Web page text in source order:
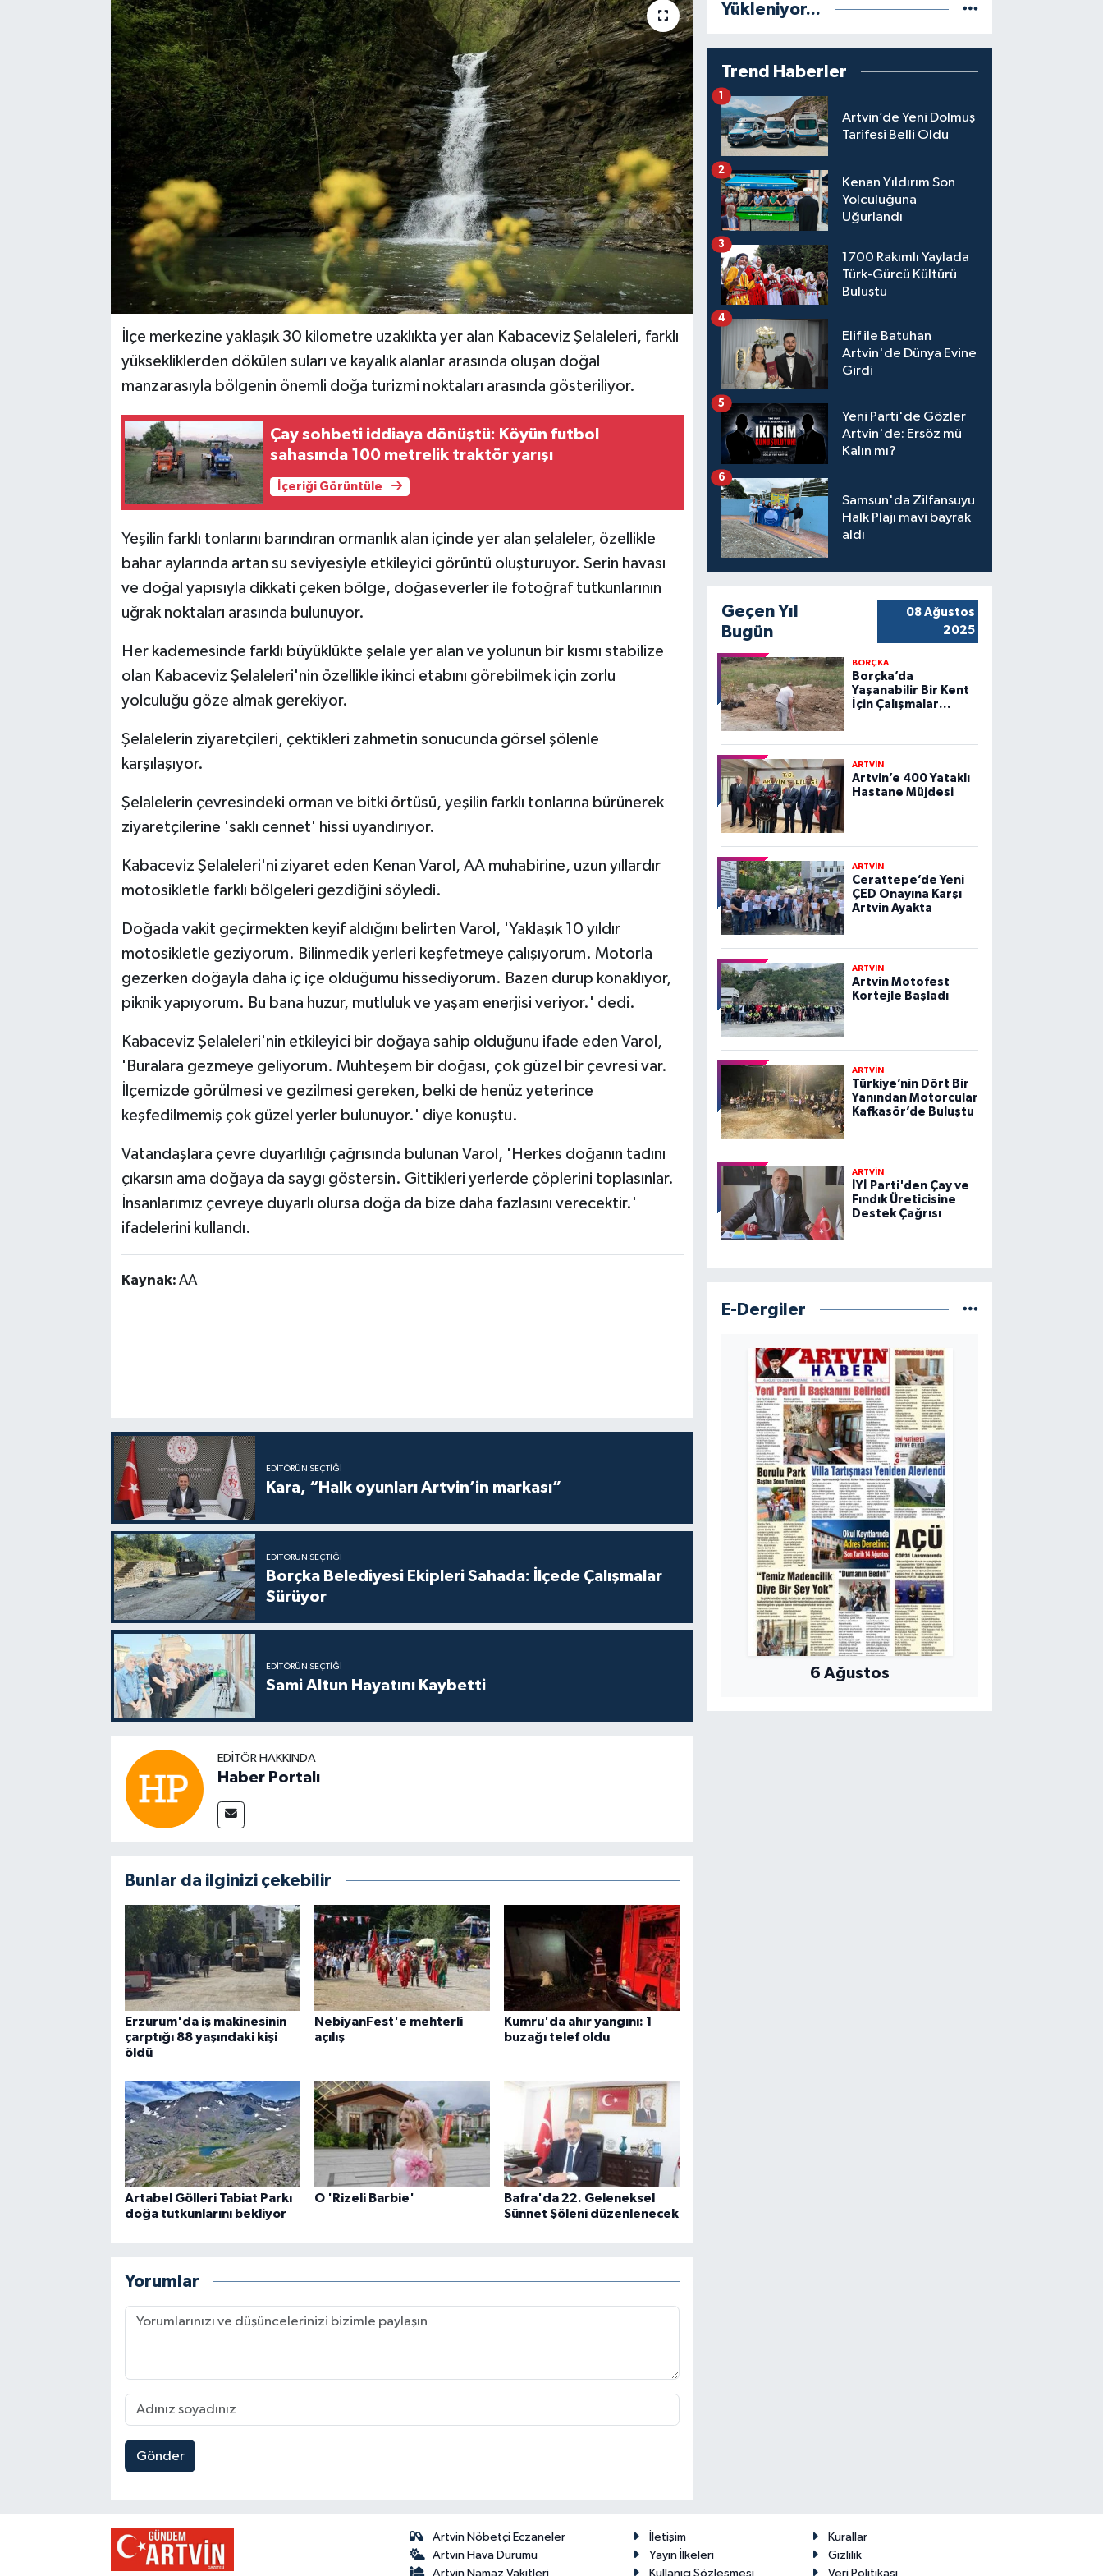
İlçe merkezine yaklaşık 30 kilometre uzaklıkta yer alan Kabaceviz Şelaleleri, farklı
yüksekliklerden dökülen suları ve kayalık alanlar arasında oluşan doğal
manzarasıyla bölgenin önemli doğa turizmi noktaları arasında gösteriliyor.
Çay sohbeti iddiaya dönüştü: Köyün futbol
sahasında 100 metrelik traktör yarışı
İçeriği Görüntüle
Yeşilin farklı tonlarını barındıran ormanlık alan içinde yer alan şelaleler, özellikle
bahar aylarında artan su seviyesiyle etkileyici görüntü oluşturuyor. Serin havası
ve doğal yapısıyla dikkati çeken bölge, doğaseverler ile fotoğraf tutkunlarının
uğrak noktaları arasında bulunuyor.
Her kademesinde farklı büyüklükte şelale yer alan ve yolunun bir kısmı stabilize
olan Kabaceviz Şelaleleri'nin özellikle ikinci etabını görebilmek için zorlu
yolculuğu göze almak gerekiyor.
Şelalelerin ziyaretçileri, çektikleri zahmetin sonucunda görsel şölenle
karşılaşıyor.
Şelalelerin çevresindeki orman ve bitki örtüsü, yeşilin farklı tonlarına bürünerek
ziyaretçilerine 'saklı cennet' hissi uyandırıyor.
Kabaceviz Şelaleleri'ni ziyaret eden Kenan Varol, AA muhabirine, uzun yıllardır
motosikletle farklı bölgeleri gezdiğini söyledi.
Doğada vakit geçirmekten keyif aldığını belirten Varol, 'Yaklaşık 10 yıldır
motosikletle geziyorum. Bilinmedik yerleri keşfetmeye çalışıyorum. Motorla
gezerken doğayla daha iç içe olduğumu hissediyorum. Bazen durup konaklıyor,
piknik yapıyorum. Bu bana huzur, mutluluk ve yaşam enerjisi veriyor.' dedi.
Kabaceviz Şelaleleri'nin etkileyici bir doğaya sahip olduğunu ifade eden Varol,
'Buralara gezmeye geliyorum. Muhteşem bir doğası, çok güzel bir çevresi var.
İlçemizde görülmesi ve gezilmesi gereken, belki de henüz yeterince
keşfedilmemiş çok güzel yerler bulunuyor.' diye konuştu.
Vatandaşlara çevre duyarlılığı çağrısında bulunan Varol, 'Herkes doğanın tadını
çıkarsın ama doğaya da saygı göstersin. Gittikleri yerlerde çöplerini toplasınlar.
İnsanlarımız çevreye duyarlı olursa doğa da bize daha fazlasını verecektir.'
ifadelerini kullandı.
Kaynak: AA
EDITÖRÜN SEÇTIĞI
Kara, “Halk oyunları Artvin’in markası”
EDITÖRÜN SEÇTIĞI
Borçka Belediyesi Ekipleri Sahada: İlçede Çalışmalar
Sürüyor
EDITÖRÜN SEÇTIĞI
Sami Altun Hayatını Kaybetti
EDITÖR HAKKINDA
Haber Portalı
Bunlar da ilginizi çekebilir
Erzurum'da iş makinesinin
çarptığı 88 yaşındaki kişi
öldü
NebiyanFest'e mehterli
açılış
Kumru'da ahır yangını: 1
buzağı telef oldu
Artabel Gölleri Tabiat Parkı
doğa tutkunlarını bekliyor
O 'Rizeli Barbie'
Bafra'da 22. Geleneksel
Sünnet Şöleni düzenlenecek
Yorumlar
Gönder
Yükleniyor...
Trend Haberler
Artvin’de Yeni Dolmuş
Tarifesi Belli Oldu
1
Kenan Yıldırım Son
Yolculuğuna
Uğurlandı
2
1700 Rakımlı Yaylada
Türk-Gürcü Kültürü
Buluştu
3
Elif ile Batuhan
Artvin'de Dünya Evine
Girdi
4
Yeni Parti'de Gözler
Artvin'de: Ersöz mü
Kalın mı?
5
Samsun'da Zilfansuyu
Halk Plajı mavi bayrak
aldı
6
Geçen Yıl
Bugün
08 Ağustos
2025
BORÇKA
Borçka’da
Yaşanabilir Bir Kent
İçin Çalışmalar
ARTVİN
Artvin’e 400 Yataklı
Hastane Müjdesi
ARTVİN
Cerattepe’de Yeni
ÇED Onayına Karşı
Artvin Ayakta
ARTVİN
Artvin Motofest
Kortejle Başladı
ARTVİN
Türkiye’nin Dört Bir
Yanından Motorcular
Kafkasör’de Buluştu
ARTVİN
İYİ Parti'den Çay ve
Fındık Üreticisine
Destek Çağrısı
E-Dergiler
6 Ağustos
Artvin Nöbetçi Eczaneler
Artvin Hava Durumu
Artvin Namaz Vakitleri
İletişim
Kurallar
Yayın İlkeleri
Gizlilik
Kullanıcı Sözleşmesi
Veri Politikası